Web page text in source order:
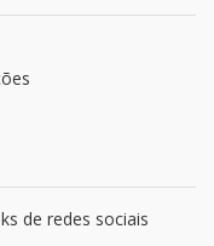
de redes sociais